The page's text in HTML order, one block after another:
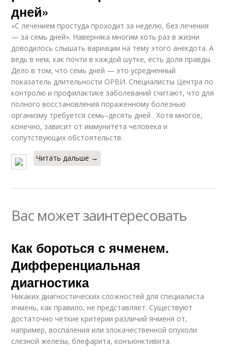
дней»
«С лечением простуда проходит за неделю, без лечения
— за семь дней». Наверняка многим хоть раз в жизни
доводилось слышать вариации на тему этого анекдота. А
ведь в нем, как почти в каждой шутке, есть доля правды.
Дело в том, что семь дней — это усредненный
показатель длительности ОРВИ. Специалисты Центра по
контролю и профилактике заболеваний считают, что для
полного восстановления пораженному болезнью
организму требуется семь–десять дней . Хотя многое,
конечно, зависит от иммунитета человека и
сопутствующих обстоятельств.
Читать дальше →
Вас может заинтересовать
Как бороться с ячменем.
Дифференциальная
диагностика
Никаких диагностических сложностей для специалиста
ячмень, как правило, не представляет. Существуют
достаточно четкие критерии различий ячменя от,
например, воспаления или злокачественной опухоли
слезной железы, блефарита, конъюнктивита.